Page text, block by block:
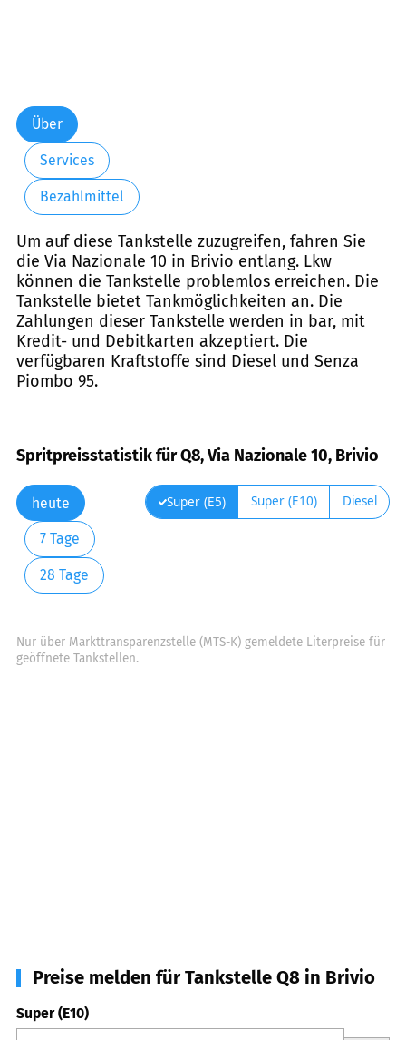
Über
Services
Bezahlmittel
Um auf diese Tankstelle zuzugreifen, fahren Sie
die Via Nazionale 10 in Brivio entlang. Lkw
können die Tankstelle problemlos erreichen. Die
Tankstelle bietet Tankmöglichkeiten an. Die
Zahlungen dieser Tankstelle werden in bar, mit
Kredit- und Debitkarten akzeptiert. Die
verfügbaren Kraftstoffe sind Diesel und Senza
Piombo 95.
Spritpreisstatistik für Q8, Via Nazionale 10, Brivio
heute
7 Tage
28 Tage
Super (E5) Super (E10) Diesel
Nur über Markttransparenzstelle (MTS-K) gemeldete Literpreise für
geöffnete Tankstellen.
Preise melden für Tankstelle Q8 in Brivio
Super (E10)